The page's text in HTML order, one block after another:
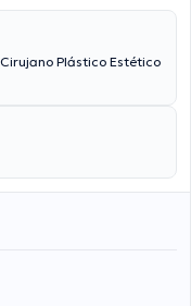
Plástico Estético